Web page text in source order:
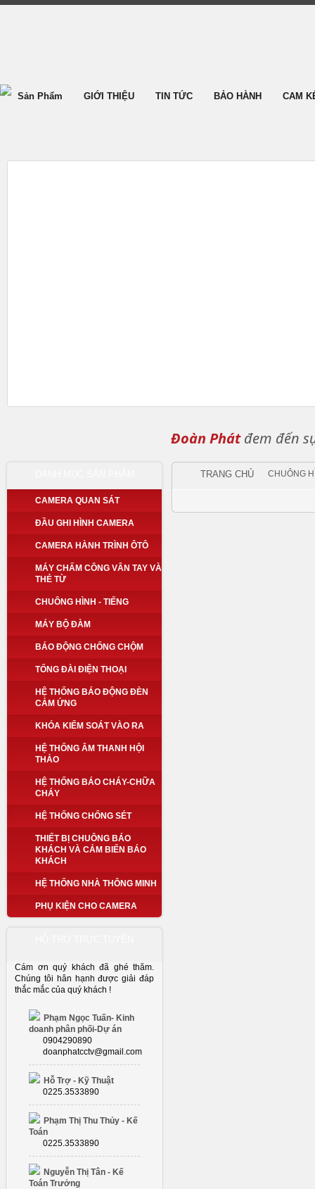
Sản Phẩm GIỚI THIỆU TIN TỨC BẢO HÀNH CAM
Đoàn Phátđem đến
CAMERA QUAN SÁT
ĐẦU GHI HÌNH CAMERA
CAMERA HÀNH TRÌNH ÔTÔ
MÁY CHẤM CÔNG VÂN TAY VÀ
THẺ TỪ
CHUÔNG HÌNH - TIẾNG
MÁY BỘ ĐÀM
BÁO ĐỘNG CHỐNG CHỘM
TỔNG ĐÀI ĐIỆN THOẠI
HỆ THỐNG BÁO ĐỘNG ĐÈN
CẢM ỨNG
KHÓA KIỂM SOÁT VÀO RA
HỆ THỐNG ÂM THANH HỘI
THẢO
HỆ THỐNG BÁO CHÁY-CHỮA
CHÁY
HỆ THỐNG CHỐNG SÉT
THIẾT BỊ CHUÔNG BÁO
KHÁCH VÀ CẢM BIẾN BÁO
KHÁCH
HỆ THỐNG NHÀ THÔNG MINH
PHỤ KIỆN CHO CAMERA
Cám ơn quý khách đã ghé thăm.
Chúng tôi hân hạnh được giải đáp
thắc mắc của quý khách !
Phạm Ngọc Tuấn- Kinh
doanh phân phối-Dự án
0904290890
doanphatcctv@gmail.com
Hỗ Trợ - Kỹ Thuật
0225.3533890
Phạm Thị Thu Thủy - Kế
Toán
0225.3533890
Nguyễn Thị Tân - Kế
Toán Trưởng
TRANG CHỦ CHUÔNG